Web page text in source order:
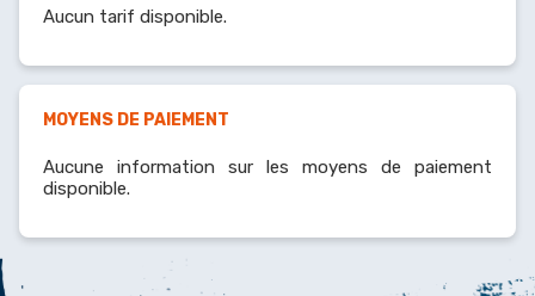
Aucun tarif disponible.
MOYENS DE PAIEMENT
Aucune information sur les moyens de paiement
disponible.